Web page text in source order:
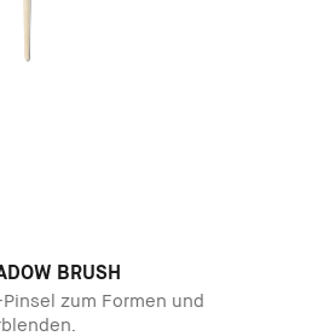
BRUSH
zum Formen und